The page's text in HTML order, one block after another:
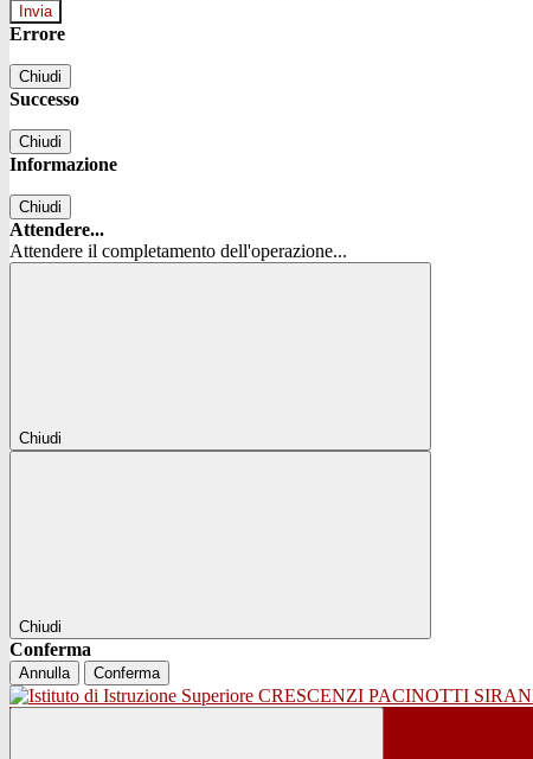
Errore
Chiudi
Successo
Chiudi
Informazione
Chiudi
Attendere...
Attendere il completamento dell'operazione...
Chiudi
Chiudi
Conferma
Annulla Conferma